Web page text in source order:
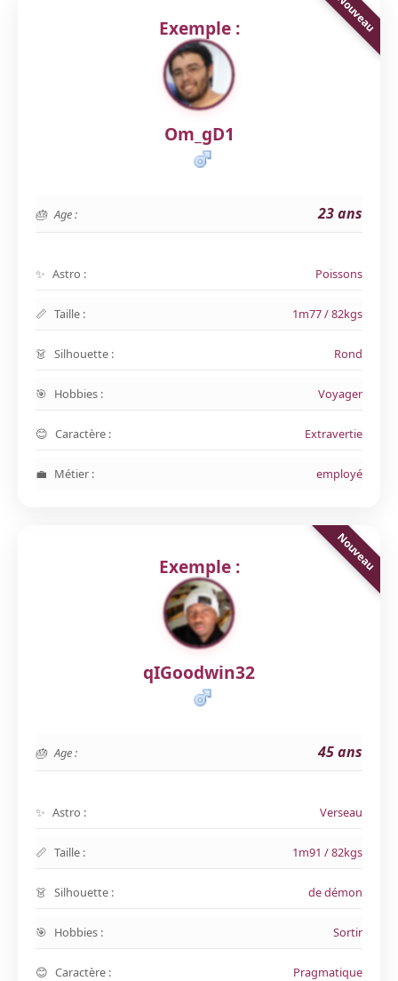
Exemple :
Om_gD1
Age : 23 ans
Astro : Poissons
Taille : 1m77 / 82kgs
Silhouette : Rond
Hobbies : Voyager
Caractère : Extravertie
Métier : employé
Exemple :
qIGoodwin32
Age : 45 ans
Astro : Verseau
Taille : 1m91 / 82kgs
Silhouette : de démon
Hobbies : Sortir
Caractère : Pragmatique